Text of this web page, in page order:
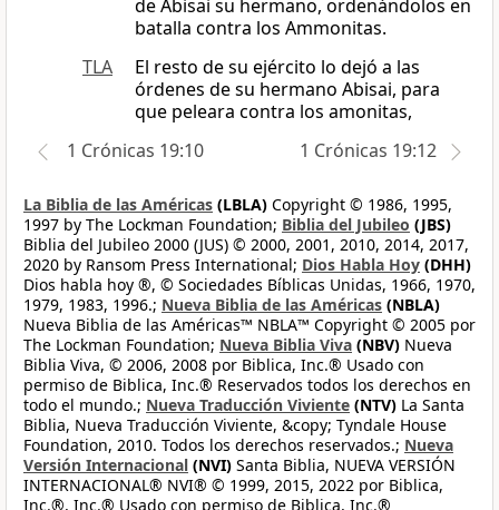
de Abisai su hermano, ordenándolos en
batalla contra los Ammonitas.
TLA
El resto de su ejército lo dejó a las
órdenes de su hermano Abisai, para
que peleara contra los amonitas,
1 Crónicas 19:10
1 Crónicas 19:12
La Biblia de las Américas (LBLA) Copyright © 1986, 1995,
1997 by The Lockman Foundation; Biblia del Jubileo (JBS)
Biblia del Jubileo 2000 (JUS) © 2000, 2001, 2010, 2014, 2017,
2020 by Ransom Press International; Dios Habla Hoy (DHH)
Dios habla hoy ®, © Sociedades Bíblicas Unidas, 1966, 1970,
1979, 1983, 1996.; Nueva Biblia de las Américas (NBLA)
Nueva Biblia de las Américas™ NBLA™ Copyright © 2005 por
The Lockman Foundation; Nueva Biblia Viva (NBV) Nueva
Biblia Viva, © 2006, 2008 por Biblica, Inc.® Usado con
permiso de Biblica, Inc.® Reservados todos los derechos en
todo el mundo.; Nueva Traducción Viviente (NTV) La Santa
Biblia, Nueva Traducción Viviente, &copy; Tyndale House
Foundation, 2010. Todos los derechos reservados.; Nueva
Versión Internacional (NVI) Santa Biblia, NUEVA VERSIÓN
INTERNACIONAL® NVI® © 1999, 2015, 2022 por Biblica,
Inc.®, Inc.® Usado con permiso de Biblica, Inc.®